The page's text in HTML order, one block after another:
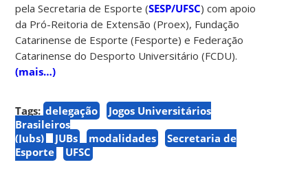
pela Secretaria de Esporte (SESP/UFSC) com apoio
da Pró-Reitoria de Extensão (Proex), Fundação
Catarinense de Esporte (Fesporte) e Federação
Catarinense do Desporto Universitário (FCDU).
(mais…)
Tags: delegação
Jogos Universitários
Brasileiros
(Jubs)
JUBs modalidades
Secretaria de
Esporte
UFSC